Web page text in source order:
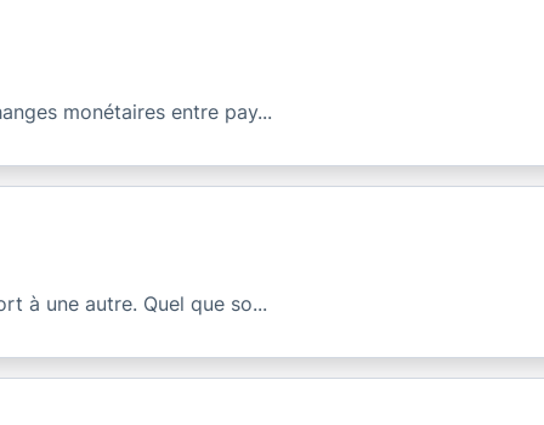
monétaires entre pay...
à une autre. Quel que so...